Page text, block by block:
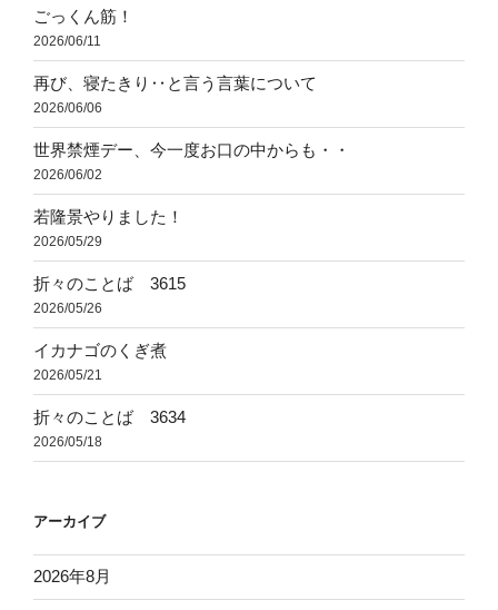
ごっくん筋！
2026/06/11
再び、寝たきり‥と言う言葉について
2026/06/06
世界禁煙デー、今一度お口の中からも・・
2026/06/02
若隆景やりました！
2026/05/29
折々のことば 3615
2026/05/26
イカナゴのくぎ煮
2026/05/21
折々のことば 3634
2026/05/18
アーカイブ
2026年8月